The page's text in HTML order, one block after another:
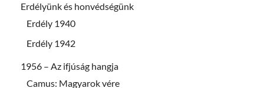
Erdélyünk és honvédségünk
Erdély 1940
Erdély 1942
1956 – Az ifjúság hangja
Camus: Magyarok vére